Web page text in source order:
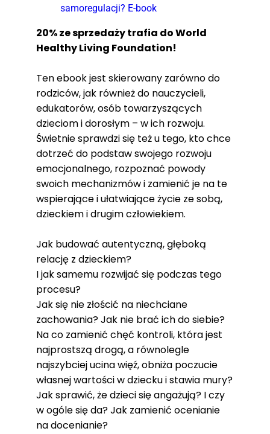
samoregulacji? E-book
20% ze sprzedaży trafia do World
Healthy Living Foundation!
Ten ebook jest skierowany zarówno do
rodziców, jak również do nauczycieli,
edukatorów, osób towarzyszących
dzieciom i dorosłym – w ich rozwoju.
Świetnie sprawdzi się też u tego, kto chce
dotrzeć do podstaw swojego rozwoju
emocjonalnego, rozpoznać powody
swoich mechanizmów i zamienić je na te
wspierające i ułatwiające życie ze sobą,
dzieckiem i drugim człowiekiem.
Jak budować autentyczną, głęboką
relację z dzieckiem?
I jak samemu rozwijać się podczas tego
procesu?
Jak się nie złościć na niechciane
zachowania? Jak nie brać ich do siebie?
Na co zamienić chęć kontroli, która jest
najprostszą drogą, a równolegle
najszybciej ucina więź, obniża poczucie
własnej wartości w dziecku i stawia mury?
Jak sprawić, że dzieci się angażują? I czy
w ogóle się da? Jak zamienić ocenianie
na docenianie?